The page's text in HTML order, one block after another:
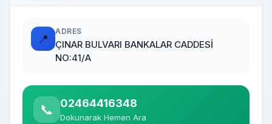
📍
ADRES
ÇINAR BULVARI BANKALAR CADDESİ
NO:41/A
📞 02464416348
Dokunarak Hemen Ara